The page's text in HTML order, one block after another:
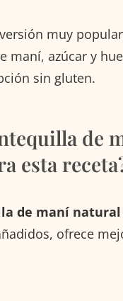
muy
maní, azúcar y
sin gluten.
de
esta
de maní natural
ofrece